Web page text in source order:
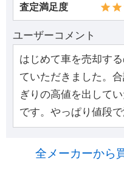
査定満足度
ユーザーコメント
はじめて車を売却す
ていただきました。
ぎりの高値を出して
です。やっぱり値段で
全メーカーから